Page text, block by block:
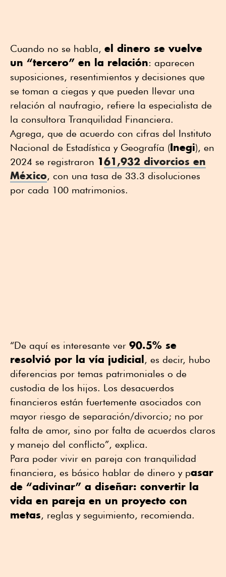
Cuando no se habla, el dinero se vuelve
un “tercero” en la relación: aparecen
suposiciones, resentimientos y decisiones que
se toman a ciegas y que pueden llevar una
relación al naufragio, refiere la especialista de
la consultora Tranquilidad Financiera.
Agrega, que de acuerdo con cifras del Instituto
Nacional de Estadística y Geografía (Inegi), en
2024 se registraron 161,932 divorcios en
México, con una tasa de 33.3 disoluciones
por cada 100 matrimonios.
“De aquí es interesante ver 90.5% se
resolvió por la vía judicial , es decir, hubo
diferencias por temas patrimoniales o de
custodia de los hijos. Los desacuerdos
financieros están fuertemente asociados con
mayor riesgo de separación/divorcio; no por
falta de amor, sino por falta de acuerdos claros
y manejo del conflicto”, explica.
Para poder vivir en pareja con tranquilidad
financiera, es básico hablar de dinero y pasar
de “adivinar” a diseñar: convertir la
vida en pareja en un proyecto con
metas, reglas y seguimiento, recomienda.